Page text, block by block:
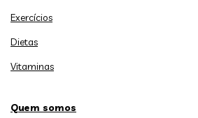
Exercícios
Dietas
Vitaminas
Quem somos